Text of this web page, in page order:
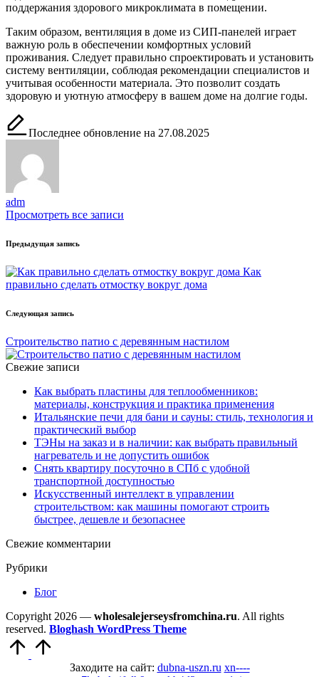
поддержания здорового микроклимата в помещении.
Таким образом, вентиляция в доме из СИП-панелей играет
важную роль в обеспечении комфортных условий
проживания. Следует правильно спроектировать и установить
систему вентиляции, соблюдая рекомендации специалистов и
учитывая особенности материала. Это позволит создать
здоровую и уютную атмосферу в вашем доме на долгие годы.
Последнее обновление на 27.08.2025
adm
Просмотреть все записи
Навигация
записи
Предыдущая запись
Как
правильно сделать отмостку вокруг дома
Следующая запись
Строительство патио с деревянным настилом
Свежие записи
Как выбрать пластины для теплообменников:
материалы, конструкция и практика применения
Итальянские печи для бани и сауны: стиль, технология и
практический выбор
ТЭНы на заказ и в наличии: как выбрать правильный
нагреватель и не допустить ошибок
Снять квартиру посуточно в СПб с удобной
транспортной доступностью
Искусственный интеллект в управлении
строительством: как машины помогают строить
быстрее, дешевле и безопаснее
Свежие комментарии
Рубрики
Блог
Copyright 2026 — wholesalejerseysfromchina.ru. All rights
reserved. Bloghash WordPress Theme
Заходите на сайт: dubna-uszn.ru xn----